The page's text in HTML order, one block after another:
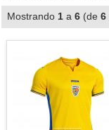
Mostrando 1 a 6 (de 6